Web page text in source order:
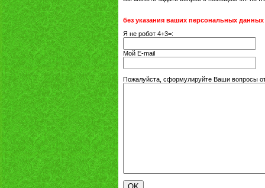
без указания ваших персональных данных
Я не робот 4+3=:
Мой E-mail
Пожалуйста, сформулируйте Ваши вопросы